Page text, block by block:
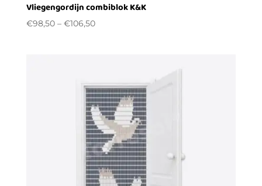
Vliegengordijn combiblok K&K
€98,50– €106,50